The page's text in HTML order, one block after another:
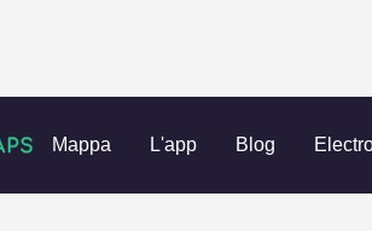
Mappa L'app Blog
Stati Uniti Giles County